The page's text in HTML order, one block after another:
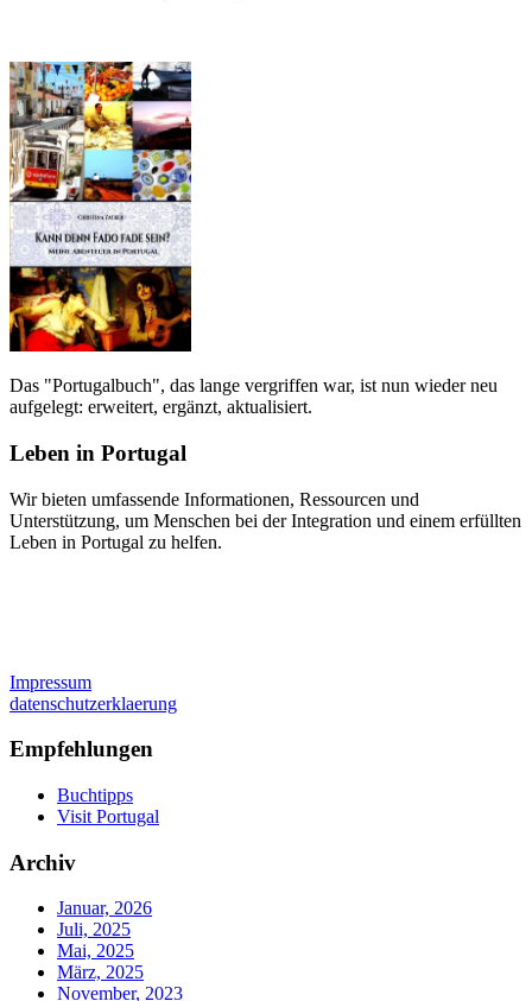
Das "Portugalbuch", das lange vergriffen war, ist nun wieder neu
aufgelegt: erweitert, ergänzt, aktualisiert.
Leben in Portugal
Wir bieten umfassende Informationen, Ressourcen und
Unterstützung, um Menschen bei der Integration und einem erfüllten
Leben in Portugal zu helfen.
Impressum
datenschutzerklaerung
Empfehlungen
Buchtipps
Visit Portugal
Archiv
Januar, 2026
Juli, 2025
Mai, 2025
März, 2025
November, 2023